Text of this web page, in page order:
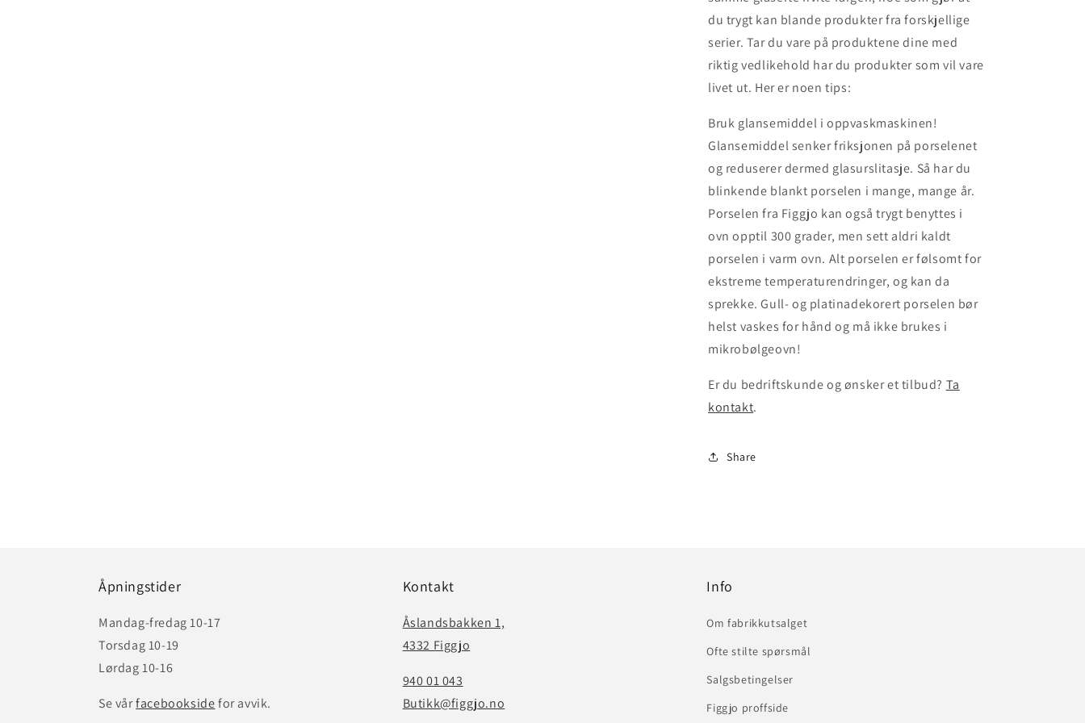
du trygt kan blande produkter fra forskjellige
serier. Tar du vare på produktene dine med
riktig vedlikehold har du produkter som vil vare
livet ut. Her er noen tips:
Bruk glansemiddel i oppvaskmaskinen!
Glansemiddel senker friksjonen på porselenet
og reduserer dermed glasurslitasje. Så har du
blinkende blankt porselen i mange, mange år.
Porselen fra Figgjo kan også trygt benyttes i
ovn opptil 300 grader, men sett aldri kaldt
porselen i varm ovn. Alt porselen er følsomt for
ekstreme temperaturendringer, og kan da
sprekke. Gull- og platinadekorert porselen bør
helst vaskes for hånd og må ikke brukes i
mikrobølgeovn!
Er du bedriftskunde og ønsker et tilbud? Ta
kontakt.
Share
Åpningstider
Mandag-fredag 10-17
Torsdag 10-19
Lørdag 10-16
Se vårfacebooksidefor avvik.
Kontakt
Åslandsbakken 1,
4332 Figgjo
940 01 043
Butikk@figgjo.no
Info
Om fabrikkutsalget
Ofte stilte spørsmål
Salgsbetingelser
Figgjo proffside